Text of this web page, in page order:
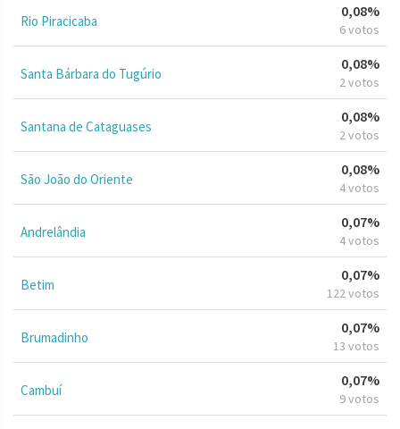
Rio Piracicaba
0,08%
6 votos
Santa Bárbara do Tugúrio
0,08%
2 votos
Santana de Cataguases
0,08%
2 votos
São João do Oriente
0,08%
4 votos
Andrelândia
0,07%
4 votos
Betim
0,07%
122 votos
Brumadinho
0,07%
13 votos
Cambuí
0,07%
9 votos